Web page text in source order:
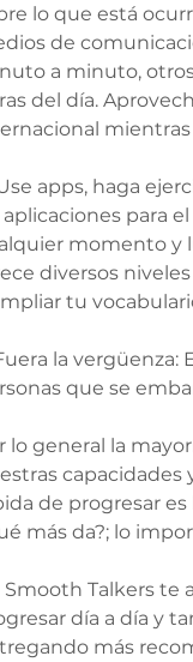
lo que está
de
a minuto,
del día.
apps, haga
para
momento y
diversos
tu
la
que se
lo general la
capacidades
de progresar es
más da?; lo
Smooth Talkers te
día a día y
más